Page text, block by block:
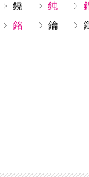
鐃 鈍
銘 鑰